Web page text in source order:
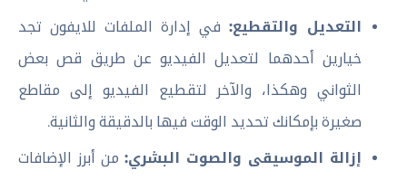
التعديل والتقطيع: في إدارة الملفات للايفون تجد
خيارين أحدهما لتعديل الفيديو عن طريق قص بعض
الثواني وهكذا، والآخر لتقطيع الفيديو إلى مقاطع
صغيرة بإمكانك تحديد الوقت فيها بالدقيقة والثانية.
إزالة الموسيقى والصوت البشري: من أبرز الإضافات